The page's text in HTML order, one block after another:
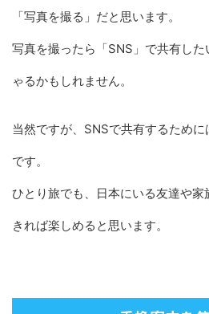
「写真を撮る」だと思います。
写真を撮ったら「SNS」で共有し
ゃるかもしれません。
当然ですが、SNSで共有するため
です。
ひとり旅でも、日本にいる友達や
きれば楽しめると思います。